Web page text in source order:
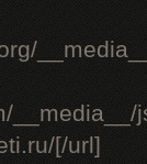
[/url]